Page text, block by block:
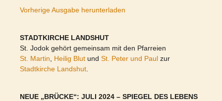
Vorherige Ausgabe herunterladen
STADTKIRCHE LANDSHUT
St. Jodok gehört gemeinsam mit den Pfarreien
St. Martin
Heilig Blut und St. Peter und Paul zur
Stadtkirche Landshut
NEUE „BRÜCKE“: JULI 2024 – SPIEGEL DES LEBENS